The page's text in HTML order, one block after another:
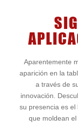
Aparentemente
aparición en la
a través de
innovación.
su presencia es el
que moldean